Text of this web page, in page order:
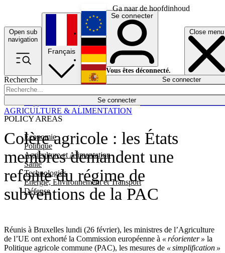
Ga naar de hoofdinhoud
Open sub
navigation
Close menu
Recherche
Se connecter
POLICY AREAS
Economie
Politique
Agriculture et Alimentation
Santé
Technologies
Energie, Environnement et Transport
Défense
Économie
Français
English
Deutsch
Español
Se connecter
Vous êtes déconnecté.
Se connecter
Colère agricole : les États
membres demandent une
refonte du régime de
subventions de la PAC
Réunis à Bruxelles lundi (26 février), les ministres de l’Agriculture
de l’UE ont exhorté la Commission européenne à « réorienter » la
Politique agricole commune (PAC), les mesures de « simplification »
AGRICULTURE & ALIMENTATION